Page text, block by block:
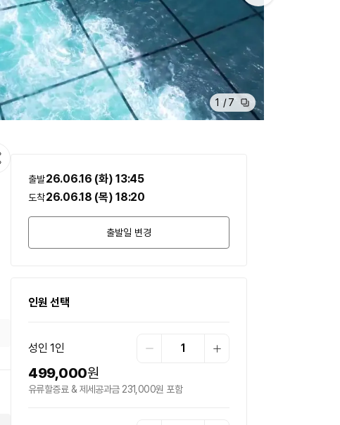
1 / 7
출발26.06.16 (화) 13:45
도착26.06.18 (목) 18:20
출발일 변경
인원 선택
성인 1인 1
499,000원
유류할증료 & 제세공과금 231,000원 포함